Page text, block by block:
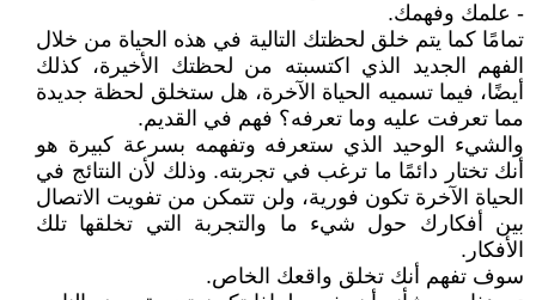
- علمك وفهمك.
تمامًا كما يتم خلق لحظتك التالية في هذه الحياة من خلال
الفهم الجديد الذي اكتسبته من لحظتك الأخيرة، كذلك
أيضًا، فيما تسميه الحياة الآخرة، هل ستخلق لحظة جديدة
مما تعرفت عليه وما تعرفه؟ فهم في القديم.
والشيء الوحيد الذي ستعرفه وتفهمه بسرعة كبيرة هو
أنك تختار دائمًا ما ترغب في تجربته. وذلك لأن النتائج في
الحياة الآخرة تكون فورية، ولن تتمكن من تفويت الاتصال
بين أفكارك حول شيء ما والتجربة التي تخلقها تلك
الأفكار.
سوف تفهم أنك تخلق واقعك الخاص.